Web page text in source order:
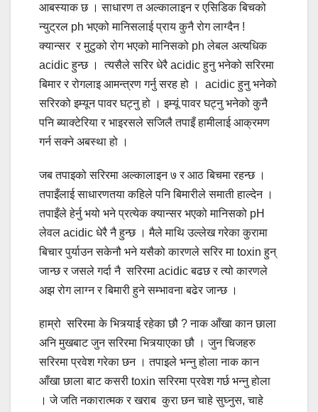
आबस्याक छ । साधारण त अल्कालाइन र एसिडिक बिचको
न्युट्रल ph भएको मानिसलाई प्राय कुनै रोग लाग्दैन !
क्यान्सर र मुटुको रोग भएको मानिसको ph लेबल अत्यधिक
acidic हुन्छ । त्यसैले सरिर धेरै acidic हुनु भनेको सरिरमा
बिमार र रोगलाइ आमन्त्रण गर्नु सरह हो । acidic हुनु भनेको
सरिरको इम्यून पावर घट्नु हो । इम्यूं पावर घट्नु भनेको कुनै
पनि ब्याक्टेरिया र भाइरसले सजिलै तपाइँ हामीलाई आक्रमण
गर्न सक्ने अबस्था हो ।
जब तपाइको सरिरमा अल्कालाइन ७ र आठ बिचमा रहन्छ ।
तपाइँलाई साधारणतया कहिले पनि बिमारीले समाती हाल्देन ।
तपाइँले हेर्नु भयो भने प्रत्येक क्यान्सर भएको मानिसको pH
लेवल acidic धेरै नै हुन्छ । मैले माथि उल्लेख गरेका कुरामा
बिचार पुर्याउन सकेनौ भने यसैको कारणले सरिर मा toxin हुन्
जान्छ र जसले गर्दा नै सरिरमा acidic बढछ र त्यो कारणले
अझ रोग लाग्न र बिमारी हुने सम्भावना बढेर जान्छ ।
हाम्रो सरिरमा के भित्र्याई रहेका छौ ? नाक आँखा कान छाला
अनि मुखबाट जुन सरिरमा भित्र्याएका छौ । जुन चिजहरु
सरिरमा प्रवेश गरेका छन । तपाइले भन्नु होला नाक कान
आँखा छाला बाट कसरी toxin सरिरमा प्रवेश गर्छ भन्नु होला
। जे जति नकारात्मक र खराब कुरा छन चाहे सुघ्नुस, चाहे